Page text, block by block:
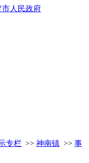
市人民政府
专栏 >> 神南镇 >> 事